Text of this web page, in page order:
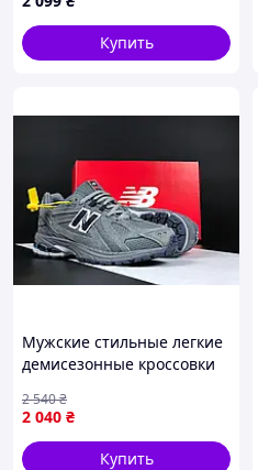
Купить
Мужские стильные легкие
демисезонные кроссовки
качественные
натуральный замш 46-
29см
2 040 ₴
2 540₴
Купить